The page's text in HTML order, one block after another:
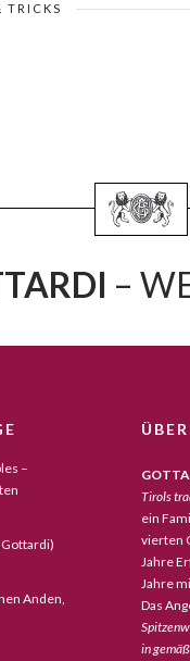
TRICKS
–
–
Gottardi)
Anden,
Tirols
ein
vierten
Jahre
Jahre
Das
in